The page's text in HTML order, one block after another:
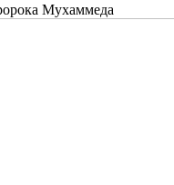
Мухаммеда